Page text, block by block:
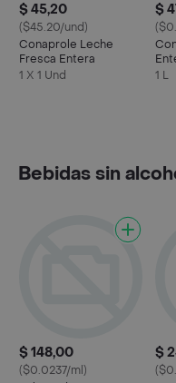
$ 45,20
($45.20/und)
Conaprole Leche
Fresca Entera
1 X 1 Und
$
1 L
Bebidas sin
$ 148,00
($0.0237/ml)
$